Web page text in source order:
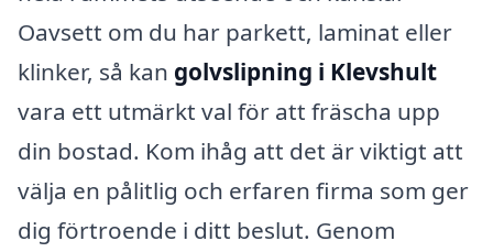
Oavsett om du har parkett, laminat eller
klinker, så kan golvslipning i Klevshult
vara ett utmärkt val för att fräscha upp
din bostad. Kom ihåg att det är viktigt att
välja en pålitlig och erfaren firma som ger
dig förtroende i ditt beslut. Genom